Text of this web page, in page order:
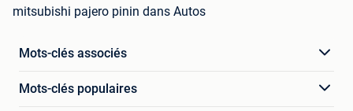
mitsubishi pajero pinin dans Autos
Mots-clés associés
Mots-clés populaires